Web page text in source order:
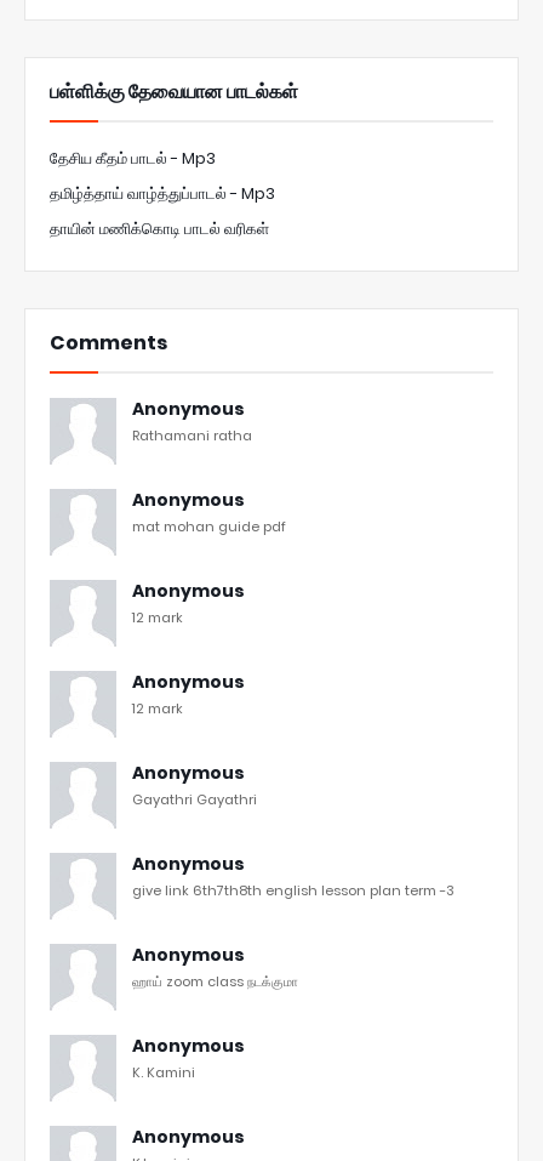
பள்ளிக்கு தேவையான பாடல்கள்
தேசிய கீதம் பாடல் - Mp3
தமிழ்த்தாய் வாழ்த்துப்பாடல் - Mp3
தாயின் மணிக்கொடி பாடல் வரிகள்
Comments
Anonymous
Rathamani ratha
Anonymous
mat mohan guide pdf
Anonymous
12 mark
Anonymous
12 mark
Anonymous
Gayathri Gayathri
Anonymous
give link 6th7th8th english lesson plan term -3
Anonymous
ஹாய் zoom class நடக்குமா
Anonymous
K. Kamini
Anonymous